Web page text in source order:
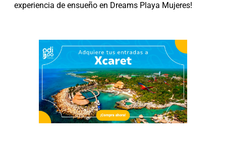
experiencia de ensueño en Dreams Playa Mujeres!